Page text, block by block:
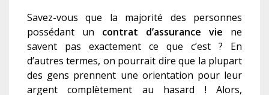
Savez-vous que la majorité des personnes
possédant un contrat d’assurance vie ne
savent pas exactement ce que c’est ? En
d’autres termes, on pourrait dire que la plupart
des gens prennent une orientation pour leur
argent complètement au hasard ! Alors,